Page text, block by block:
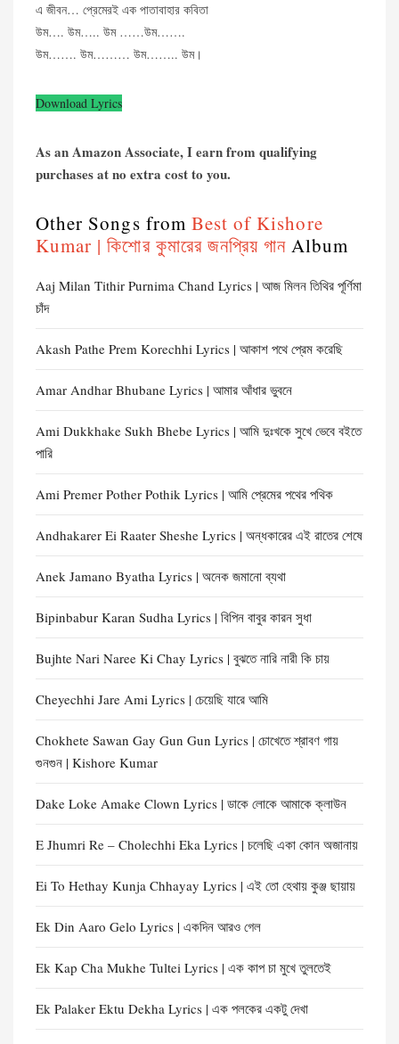
এ জীবন… প্রেমেরই এক পাতাবাহার কবিতা
উম…. উম….. উম ……উম…….
উম……. উম……… উম…….. উম।
Download Lyrics
As an Amazon Associate, I earn from qualifying
purchases at no extra cost to you.
Other Songs from Best of Kishore
Kumar | কিশোর কুমারের জনপ্রিয় গান Album
Aaj Milan Tithir Purnima Chand Lyrics | আজ মিলন তিথির পূর্ণিমা
চাঁদ
Akash Pathe Prem Korechhi Lyrics | আকাশ পথে প্রেম করেছি
Amar Andhar Bhubane Lyrics | আমার আঁধার ভুবনে
Ami Dukkhake Sukh Bhebe Lyrics | আমি দুঃখকে সুখে ভেবে বইতে
পারি
Ami Premer Pother Pothik Lyrics | আমি প্রেমের পথের পথিক
Andhakarer Ei Raater Sheshe Lyrics | অন্ধকারের এই রাতের শেষে
Anek Jamano Byatha Lyrics | অনেক জমানো ব্যথা
Bipinbabur Karan Sudha Lyrics | বিপিন বাবুর কারন সুধা
Bujhte Nari Naree Ki Chay Lyrics | বুঝতে নারি নারী কি চায়
Cheyechhi Jare Ami Lyrics | চেয়েছি যারে আমি
Chokhete Sawan Gay Gun Gun Lyrics | চোখেতে শ্রাবণ গায়
গুনগুন | Kishore Kumar
Dake Loke Amake Clown Lyrics | ডাকে লোকে আমাকে ক্লাউন
E Jhumri Re – Cholechhi Eka Lyrics | চলেছি একা কোন অজানায়
Ei To Hethay Kunja Chhayay Lyrics | এই তো হেথায় কুঞ্জ ছায়ায়
Ek Din Aaro Gelo Lyrics | একদিন আরও গেল
Ek Kap Cha Mukhe Tultei Lyrics | এক কাপ চা মুখে তুলতেই
Ek Palaker Ektu Dekha Lyrics | এক পলকের একটু দেখা